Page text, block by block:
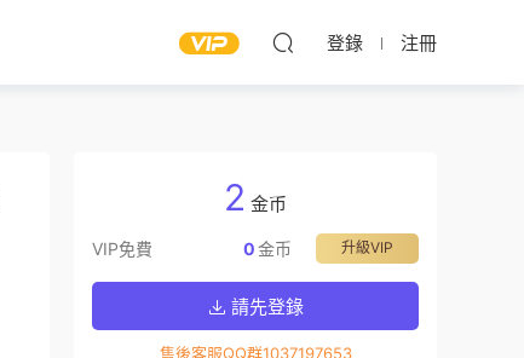
登錄 注冊
2 金币
VIP免費 升級VIP
0金币
請先登錄
售後客服QQ群1037197653